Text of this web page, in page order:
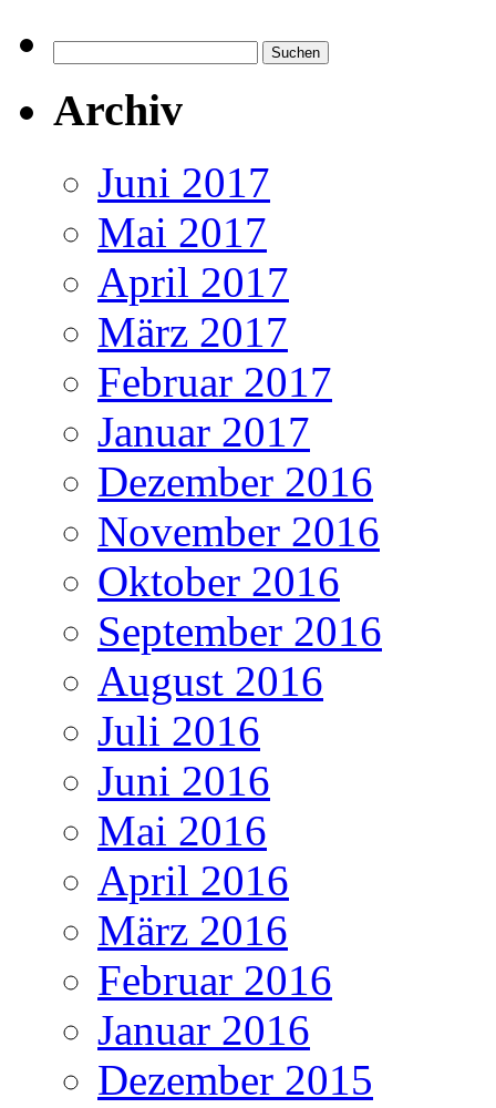
nach:
Archiv
Juni 2017
Mai 2017
April 2017
März 2017
Februar 2017
Januar 2017
Dezember 2016
November 2016
Oktober 2016
September 2016
August 2016
Juli 2016
Juni 2016
Mai 2016
April 2016
März 2016
Februar 2016
Januar 2016
Dezember 2015